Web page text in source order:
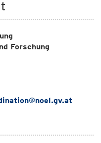
Forschung